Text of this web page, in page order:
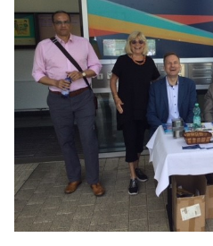
MEIN
MEIN
Kleine
CDU